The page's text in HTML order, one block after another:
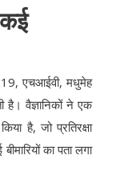
19, एचआईवी, मधुमेह
है। वैज्ञानिकों ने एक
है, जो प्रतिरक्षा
का पता लगा